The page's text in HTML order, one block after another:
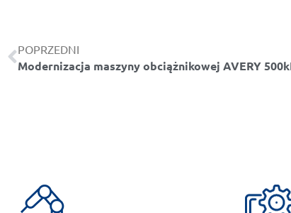
POPRZEDNI
Modernizacja maszyny obciążnikowej AVERY